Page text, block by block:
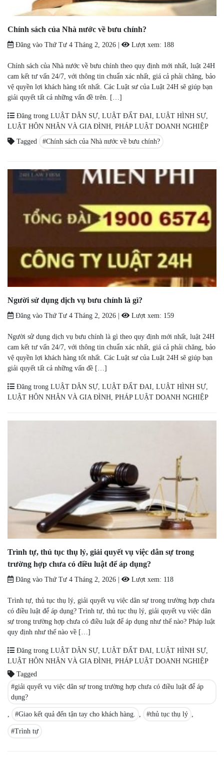
Chính sách của Nhà nước về bưu chính?
Đăng vào Thứ Tư 4 Tháng 2, 2026 Lượt xem: 188
Chính sách của Nhà nước về bưu chính theo quy định mới nhất, luật 24H
cam kết tư vấn 24/7, với thông tin chuẩn xác nhất, giá cả phải chăng, bảo
vệ quyền lợi khách hàng tốt nhất. Các Luật sư của Luật 24H sẽ giúp bạn
giải quyết tất cả những vấn đề trên. […]
Đăng trong LUẬT DÂN SỰ, LUẬT ĐẤT ĐAI, LUẬT HÌNH SỰ,
LUẬT HÔN NHÂN VÀ GIA ĐÌNH, PHÁP LUẬT DOANH NGHIỆP
Tagged
Chính sách của Nhà nước về bưu chính?
Người sử dụng dịch vụ bưu chính là gì?
Đăng vào Thứ Tư 4 Tháng 2, 2026 Lượt xem: 159
Người sử dụng dịch vụ bưu chính là gì theo quy định mới nhất, luật 24H
cam kết tư vấn 24/7, với thông tin chuẩn xác nhất, giá cả phải chăng, bảo
vệ quyền lợi khách hàng tốt nhất. Các Luật sư của Luật 24H sẽ giúp bạn
giải quyết tất cả những vấn đề […]
Đăng trong LUẬT DÂN SỰ, LUẬT ĐẤT ĐAI, LUẬT HÌNH SỰ,
LUẬT HÔN NHÂN VÀ GIA ĐÌNH, PHÁP LUẬT DOANH NGHIỆP
Trình tự, thủ tục thụ lý, giải quyết vụ việc dân sự trong
trường hợp chưa có điều luật để áp dụng?
Đăng vào Thứ Tư 4 Tháng 2, 2026 | Lượt xem: 118
Trình tự, thủ tục thụ lý, giải quyết vụ việc dân sự trong trường hợp chưa
có điều luật để áp dụng? Trình tự, thủ tục thụ lý, giải quyết vụ việc dân
sự trong trường hợp chưa có điều luật để áp dụng như thế nào? Pháp luật
quy định như thế nào về […]
Đăng trong LUẬT DÂN SỰ LUẬT ĐẤT ĐAI LUẬT HÌNH SỰ
LUẬT HÔN NHÂN VÀ GIA ĐÌNH PHÁP LUẬT DOANH NGHIỆP
Tagged
giải quyết vụ việc dân sự trong trường hợp chưa có điều luật để áp
dụng?
Giao kết quả đến tận tay cho khách hàng. thủ tục thụ lý
Trình tự